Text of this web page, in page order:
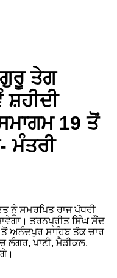
ਤੇਗ
ਸ਼ਹੀਦੀ
19 ਤੋਂ
ਮੰਤਰੀ
ਨੂੰ ਸਮਰਪਿਤ ਰਾਜ ਪੱਧਰੀ
ਤਰਨਪ੍ਰੀਤ ਸਿੰਘ ਸੌਂਦ
ਅਨੰਦਪੁਰ ਸਾਹਿਬ ਤੱਕ ਚਾਰ
ਲੰਗਰ, ਪਾਣੀ, ਮੈਡੀਕਲ,